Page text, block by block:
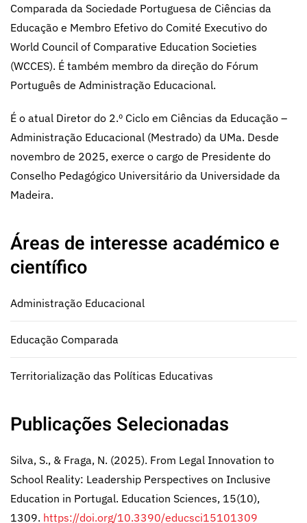
Comparada da Sociedade Portuguesa de Ciências da
Educação e Membro Efetivo do Comité Executivo do
World Council of Comparative Education Societies
(WCCES). É também membro da direção do Fórum
Português de Administração Educacional.
É o atual Diretor do 2.º Ciclo em Ciências da Educação –
Administração Educacional (Mestrado) da UMa. Desde
novembro de 2025, exerce o cargo de Presidente do
Conselho Pedagógico Universitário da Universidade da
Madeira.
Áreas de interesse académico e
científico
Administração Educacional
Educação Comparada
Territorialização das Políticas Educativas
Publicações Selecionadas
Silva, S., & Fraga, N. (2025). From Legal Innovation to
School Reality: Leadership Perspectives on Inclusive
Education in Portugal. Education Sciences, 15(10),
1309. https://doi.org/10.3390/educsci15101309